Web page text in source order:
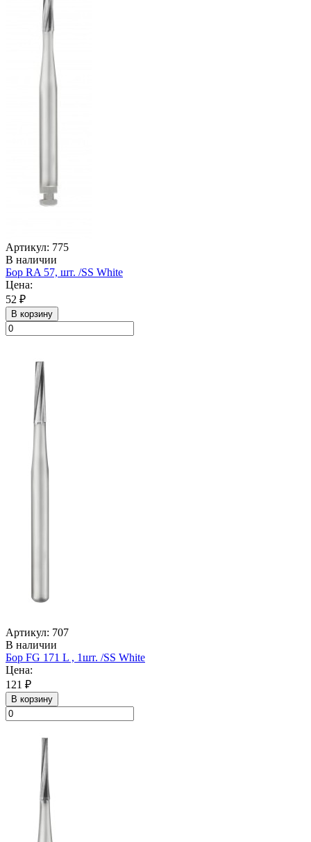
Артикул: 775
В наличии
Бор RA 57, шт. /SS White
Цена:
52 ₽
В корзину
Артикул: 707
В наличии
Бор FG 171 L , 1шт. /SS White
Цена:
121 ₽
В корзину